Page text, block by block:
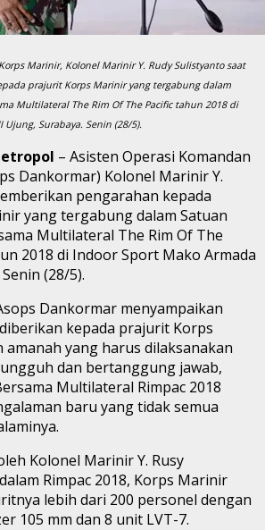
Marinir, Kolonel Marinir Y. Rudy Sulistyanto saat
prajurit Korps Marinir yang tergabung dalam
Multilateral The Rim Of The Pacific tahun 2018 di
Surabaya. Senin (28/5).
– Asisten Operasi Komandan
Dankormar) Kolonel Marinir Y.
pengarahan kepada
yang tergabung dalam Satuan
Multilateral The Rim Of The
2018 di Indoor Sport Mako Armada
(28/5).
Dankormar menyampaikan
kepada prajurit Korps
yang harus dilaksanakan
dan bertanggung jawab,
Multilateral Rimpac 2018
baru yang tidak semua
Kolonel Marinir Y. Rusy
Rimpac 2018, Korps Marinir
lebih dari 200 personel dengan
105 mm dan 8 unit LVT-7.